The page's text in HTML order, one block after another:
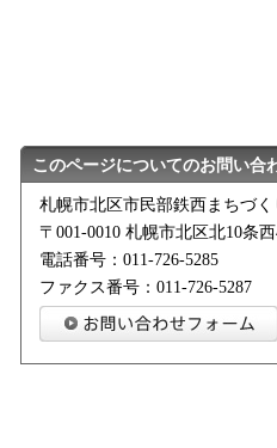
このページについてのお問い合
札幌市北区市民部鉄西まちづ
〒001-0010 札幌市北区北10条
電話番号：011-726-5285
ファクス番号：011-726-5287